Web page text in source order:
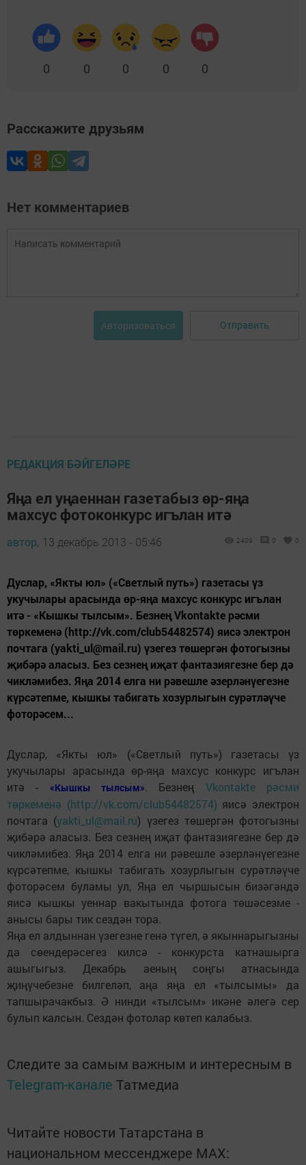
0 0 0 0 0
Расскажите друзьям
Нет комментариев
Авторизоваться Отправить
РЕДАКЦИЯ БӘЙГЕЛӘРЕ
Яңа ел уңаеннан газетабыз өр-яңа
махсус фотоконкурс игълан итә
автор, 13 декабрь 2013 - 05:46 2409 0 0
Дуслар, «Якты юл» («Светлый путь») газетасы үз
укучылары арасында өр-яңа махсус конкурс игълан
итә - «Кышкы тылсым». Безнең Vkontakte рәсми
төркеменә (http://vk.com/club54482574) яисә электрон
почтага (yakti_ul@mail.ru) үзегез төшергән фотогызны
җибәрә аласыз. Без сезнең иҗат фантазиягезне бер дә
чикләмибез. Яңа 2014 елга ни рәвешле әзерләнүегезне
күрсәтепме, кышкы табигать хозурлыгын сурәтләүче
фоторәсем...
Дуслар, «Якты юл» («Светлый путь») газетасы үз
укучылары арасында өр-яңа махсус конкурс игълан
итә -
«Кышкы тылсым». Безнең Vkontakte рәсми
төркеменә (http://vk.com/club54482574) яисә электрон
почтага (yakti_ul@mail.ru) үзегез төшергән фотогызны
җибәрә аласыз. Без сезнең иҗат фантазиягезне бер дә
чикләмибез. Яңа 2014 елга ни рәвешле әзерләнүегезне
күрсәтепме, кышкы табигать хозурлыгын сурәтләүче
фоторәсем буламы ул, Яңа ел чыршысын бизәгәндә
яисә кышкы уеннар вакытында фотога төшәсезме -
анысы бары тик сездән тора.
Яңа ел алдыннан үзегезне генә түгел, ә якыннарыгызны
да сөендерәсегез килсә - конкурста катнашырга
ашыгыгыз. Декабрь аеның соңгы атнасында
җиңүчебезне билгеләп, аңа яңа ел «тылсымы» да
тапшырачакбыз. Ә нинди «тылсым» икәне әлегә сер
булып калсын. Сездән фотолар көтеп калабыз.
Следите за самым важным и интересным в
Telegram-канале Татмедиа
Читайте новости Татарстана в
национальном мессенджере MАХ: